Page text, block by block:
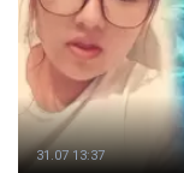
31.07 13:37